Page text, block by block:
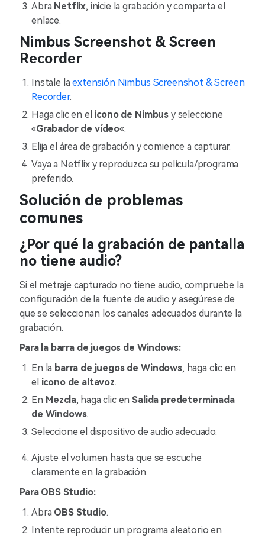
Abra Netflix, inicie la grabación y comparta el
enlace.
Nimbus Screenshot & Screen
Recorder
Instale laextensión Nimbus Screenshot & Screen
Recorder.
Haga clic en el icono de Nimbus y seleccione
«Grabador de vídeo«.
Elija el área de grabación y comience a capturar.
Vaya a Netflix y reproduzca su película/programa
preferido.
Solución de problemas
comunes
¿Por qué la grabación de pantalla
no tiene audio?
Si el metraje capturado no tiene audio, compruebe la
configuración de la fuente de audio y asegúrese de
que se seleccionan los canales adecuados durante la
grabación.
Para la barra de juegos de Windows:
En la barra de juegos de Windows, haga clic en
el icono de altavoz.
En Mezcla, haga clic enSalida predeterminada
de Windows.
Seleccione el dispositivo de audio adecuado.
Ajuste el volumen hasta que se escuche
claramente en la grabación.
Para OBS Studio:
Abra OBS Studio.
Intente reproducir un programa aleatorio en